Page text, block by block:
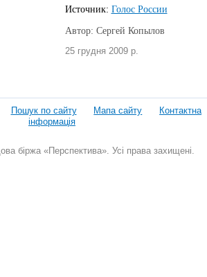
Источник: Голос России
Автор: Сергей Копылов
25 грудня 2009 р.
Пошук по сайту Мапа сайту
Контактна
інформація
біржа «Перспектива». Усі права захищені.